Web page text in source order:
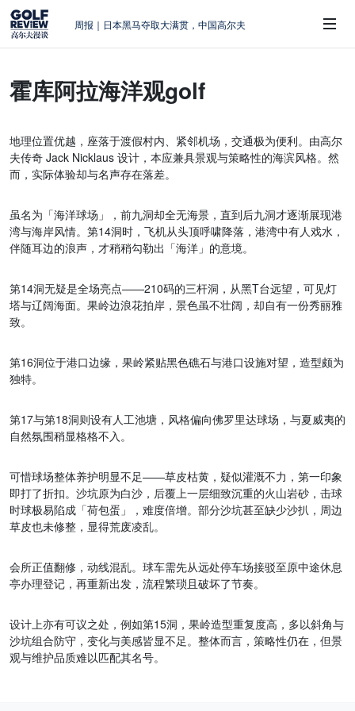
周报｜日本黑马夺取大满贯，中国高尔夫
AIG英国女子公开赛，一场大满贯的50年
蜕变
龙
查莉·赫尔：不断制造“麻烦”的流量明星
Menu
霍库阿拉海洋观golf
地理位置优越，座落于渡假村内、紧邻机场，交通极为便利。由高尔
夫传奇 Jack Nicklaus 设计，本应兼具景观与策略性的海滨风格。然
而，实际体验却与名声存在落差。
虽名为「海洋球场」，前九洞却全无海景，直到后九洞才逐渐展现港
湾与海岸风情。第14洞时，飞机从头顶呼啸降落，港湾中有人戏水，
伴随耳边的浪声，才稍稍勾勒出「海洋」的意境。
第14洞无疑是全场亮点——210码的三杆洞，从黑T台远望，可见灯
塔与辽阔海面。果岭边浪花拍岸，景色虽不壮阔，却自有一份秀丽雅
致。
第16洞位于港口边缘，果岭紧贴黑色礁石与港口设施对望，造型颇为
独特。
第17与第18洞则设有人工池塘，风格偏向佛罗里达球场，与夏威夷的
自然氛围稍显格格不入。
可惜球场整体养护明显不足——草皮枯黄，疑似灌溉不力，第一印象
即打了折扣。沙坑原为白沙，后覆上一层细致沉重的火山岩砂，击球
时球极易陷成「荷包蛋」，难度倍增。部分沙坑甚至缺少沙扒，周边
草皮也未修整，显得荒废凌乱。
会所正值翻修，动线混乱。球车需先从远处停车场接驳至原中途休息
亭办理登记，再重新出发，流程繁琐且破坏了节奏。
设计上亦有可议之处，例如第15洞，果岭造型重复度高，多以斜角与
沙坑组合防守，变化与美感皆显不足。整体而言，策略性仍在，但景
观与维护品质难以匹配其名号。